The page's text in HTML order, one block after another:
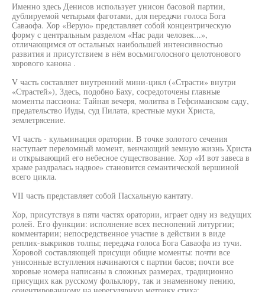
Именно здесь Денисов использует унисон басовой партии,
дублируемой четырьмя фаготами, для передачи голоса Бога
Саваофа. Хор «Верую» представляет собой концентрическую
форму с центральным разделом «Нас ради человек...»,
отличающимся от остальных наибольшей интенсивностью
развития и присутствием в нём восьмиголосного целотонового
хорового канона .
V часть составляет внутренний мини-цикл («Страсти» внутри
«Страстей»), Здесь, подобно Баху, сосредоточены главные
моменты пассиона: Тайная вечеря, молитва в Гефсиманском саду,
предательство Иуды, суд Пилата, крестные муки Христа,
землетрясение.
VI часть - кульминация оратории. В точке золотого сечения
наступает переломный момент, венчающий земную жизнь Христа
и открывающий его небесное существование. Хор «И вот завеса в
храме раздралась надвое» становится семантической вершиной
всего цикла.
VII часть представляет собой Пасхальную кантату.
Хор, присутствуя в пяти частях оратории, играет одну из ведущих
ролей. Его функции: исполнение всех песнопений литургии;
комментарии; непосредственное участие в действии в виде
реплик-выкриков толпы; передача голоса Бога Саваофа из тучи.
Хоровой составляющей присущи общие моменты: почти все
унисонные вступления начинаются с партии басов; почти все
хоровые номера написаны в сложных размерах, традиционно
присущих как русскому фольклору, так и знаменному пению,